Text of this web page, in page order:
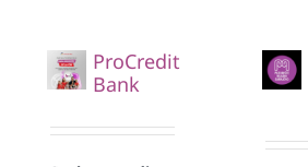
ProCredit
Bank